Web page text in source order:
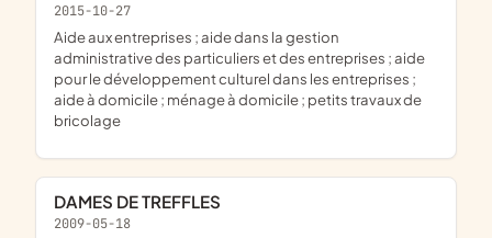
2015-10-27
aide aux entreprises ; aide dans la gestion
administrative des particuliers et des entreprises ; aide
pour le développement culturel dans les entreprises ;
aide à domicile ; ménage à domicile ; petits travaux de
bricolage
DAMES DE TREFFLES
2009-05-18